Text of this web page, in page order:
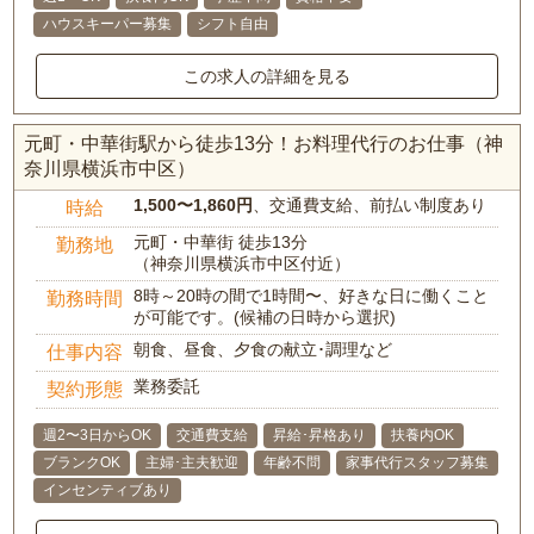
ハウスキーパー募集
シフト自由
この求人の詳細を見る
元町・中華街駅から徒歩13分！お料理代行のお仕事（神
奈川県横浜市中区）
時給 1,500〜1,860円、交通費支給、前払い制度あり
勤務地
元町・中華街 徒歩13分
（神奈川県横浜市中区付近）
勤務時間
8時～20時の間で1時間〜、好きな日に働くこと
が可能です。(候補の日時から選択)
仕事内容 朝食、昼食、夕食の献立･調理など
契約形態 業務委託
週2〜3日からOK 交通費支給 昇給･昇格あり
扶養内OK
ブランクOK
主婦･主夫歓迎 年齢不問
家事代行スタッフ募集
インセンティブあり